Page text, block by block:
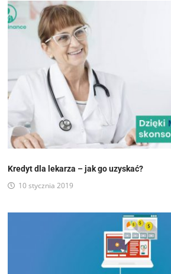
Kredyt dla lekarza – jak go uzyskać?
10 stycznia 2019